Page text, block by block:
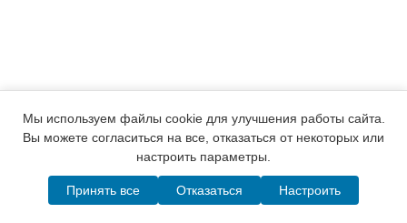
Написать в MAX Telegram WhatsApp Позвонить
Мы используем файлы cookie для улучшения работы сайта.
Вы можете согласиться на все, отказаться от некоторых или
настроить параметры.
Принять все Отказаться Настроить